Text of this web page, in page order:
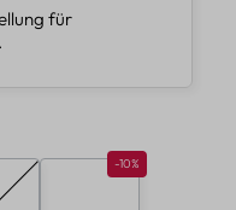
für
Rabatt 10%
-10%